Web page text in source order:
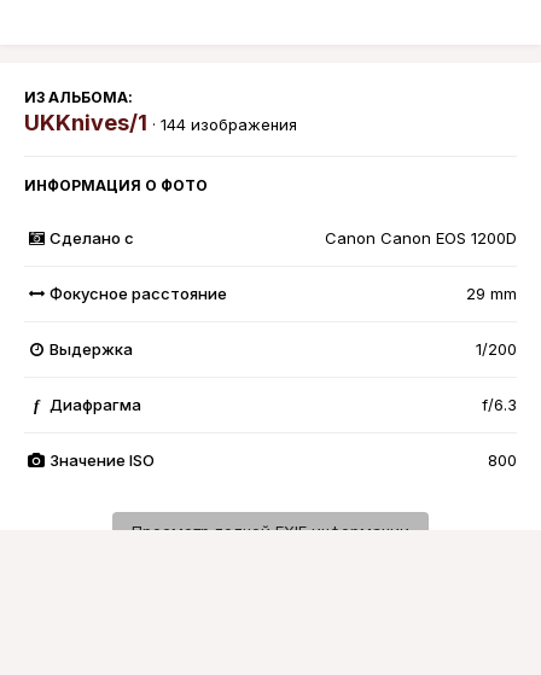
ИЗ АЛЬБОМА:
UKKnives/1 · 144 изображения
ИНФОРМАЦИЯ О ФОТО
Сделано с Canon Canon EOS 1200D
Фокусное расстояние 29 mm
Выдержка 1/200
f Диафрагма f/6.3
Значение ISO 800
Просмотр полной EXIF информации